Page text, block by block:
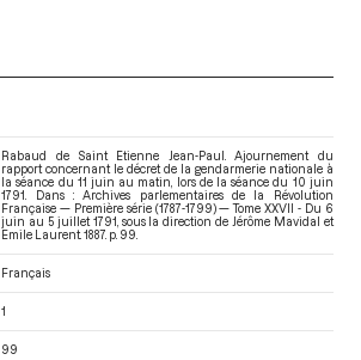
Rabaud de Saint Etienne Jean-Paul. Ajournement du
rapport concernant le décret de la gendarmerie nationale à
la séance du 11 juin au matin, lors de la séance du 10 juin
1791. Dans : Archives parlementaires de la Révolution
Française — Première série (1787-1799) — Tome XXVII - Du 6
juin au 5 juillet 1791 , sous la direction de Jérôme Mavidal et
Emile Laurent. 1887. p. 99.
Français
1
99